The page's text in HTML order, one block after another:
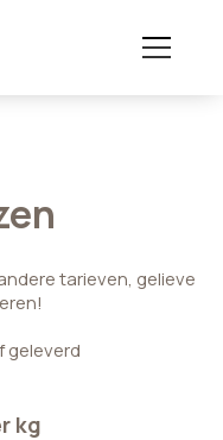
tarieven, gelieve
geleverd
kg